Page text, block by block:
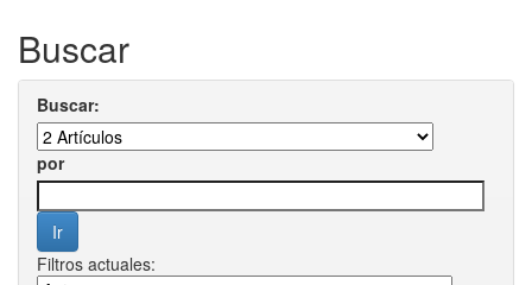
Buscar
Buscar:
por
Filtros actuales: